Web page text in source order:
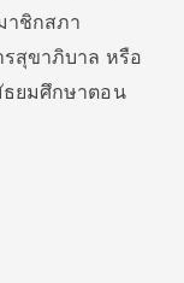
าชิกสภา
สุขาภิบาล หรือ
ยมศึกษาตอน